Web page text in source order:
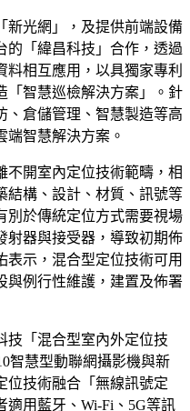
新光網」，及提供前端設備
的「緯昌科技」合作，透過
相互應用，以具獨家專利
「智慧巡檢解決方案」。針
、倉儲管理、智慧製造等高
端智慧解決方案。
不開室內定位技術範疇，相
結構、設計、材質、訊號等
別於傳統定位方式需要視場
射器與接受器，導致初期佈
表示，混合型定位技術可用
與例行性維護，建置及佈署
技「混合型室內外定位技
智慧型動聯網攝影機與新
位技術融合「無線訊號定
適用藍牙、Wi-Fi、5G等訊